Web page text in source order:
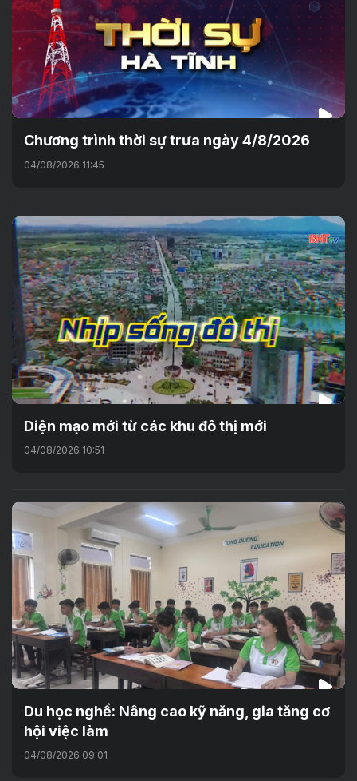
Chương trình thời sự trưa ngày 4/8/2026
04/08/2026 11:45
Diện mạo mới từ các khu đô thị mới
04/08/2026 10:51
Du học nghề: Nâng cao kỹ năng, gia tăng cơ
hội việc làm
04/08/2026 09:01